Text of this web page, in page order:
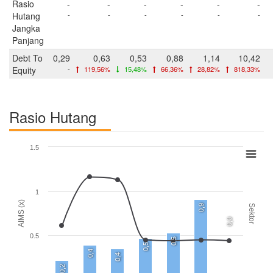
Rasio
Hutang
Jangka
Panjang
-
-
-
-
-
-
-
-
-
-
-
-
Debt To
Equity
0,29
-
0,63
119,56%
0,53
15,48%
0,88
66,36%
1,14
28,82%
10,42
818,33%
Rasio Hutang
AIMS (x) Sektor
0,2
0,4 0,4
0,5
0,5
0,9
0,0
0.5
1
1.5